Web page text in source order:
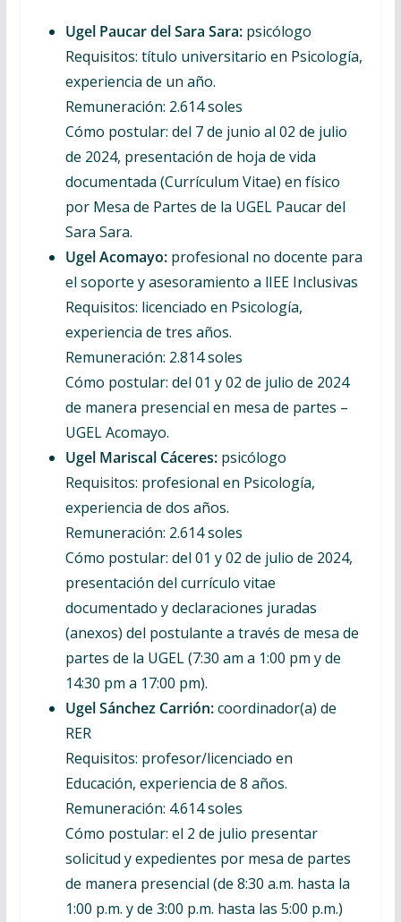
Ugel Paucar del Sara Sara:psicólogo
Requisitos: título universitario en Psicología,
experiencia de un año.
Remuneración: 2.614 soles
Cómo postular: del 7 de junio al 02 de julio
de 2024, presentación de hoja de vida
documentada (Currículum Vitae) en físico
por Mesa de Partes de la UGEL Paucar del
Sara Sara.
Ugel Acomayo:profesional no docente para
el soporte y asesoramiento a lIEE Inclusivas
Requisitos: licenciado en Psicología,
experiencia de tres años.
Remuneración: 2.814 soles
Cómo postular: del 01 y 02 de julio de 2024
de manera presencial en mesa de partes –
UGEL Acomayo.
Ugel Mariscal Cáceres:psicólogo
Requisitos: profesional en Psicología,
experiencia de dos años.
Remuneración: 2.614 soles
Cómo postular: del 01 y 02 de julio de 2024,
presentación del currículo vitae
documentado y declaraciones juradas
(anexos) del postulante a través de mesa de
partes de la UGEL (7:30 am a 1:00 pm y de
14:30 pm a 17:00 pm).
Ugel Sánchez Carrión:coordinador(a) de
RER
Requisitos: profesor/licenciado en
Educación, experiencia de 8 años.
Remuneración: 4.614 soles
Cómo postular: el 2 de julio presentar
solicitud y expedientes por mesa de partes
de manera presencial (de 8:30 a.m. hasta la
1:00 p.m. y de 3:00 p.m. hasta las 5:00 p.m.)